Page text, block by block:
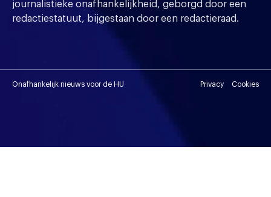
journalistieke onafhankelijkheid, geborgd door een
redactiestatuut, bijgestaan door een redactieraad.
Onafhankelijk nieuws voor de HU Privacy Cookies